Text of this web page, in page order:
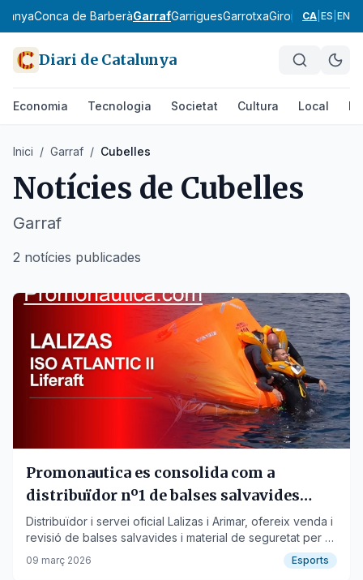
Conca de BarberàGarrafGarriguesGarrotxaGironèsLluçanès
CA ES EN
Diari de Catalunya
Economia Tecnologia Societat Cultura Local
Inici / Garraf / Cubelles
Notícies de Cubelles
Garraf
2 notícies publicades
Promonautica es consolida com a
distribuïdor nº1 de balses salvavides
Lalizas i Arimar a Barcelona i Catalunya
Distribuïdor i servei oficial Lalizas i Arimar, ofereix venda i
revisió de balses salvavides i material de seguretat per a
embarcacions. Servei a tot Catalunya. Promonautica.com
presenta la balsa Atlantic II, ISO 9650-1, fabricada a Italia i
09 març 2026 Esports